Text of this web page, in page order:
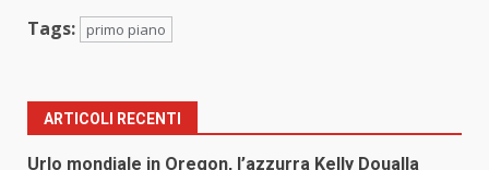
Tags: primo piano
ARTICOLI RECENTI
Urlo mondiale in Oregon, l’azzurra Kelly Doualla